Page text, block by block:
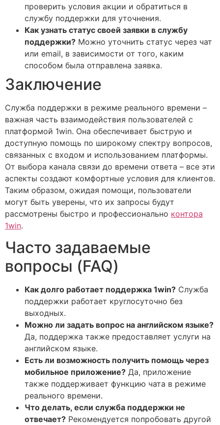
проверить условия акции и обратиться в
службу поддержки для уточнения.
Как узнать статус своей заявки в службу
поддержки? Можно уточнить статус через чат
или email, в зависимости от того, каким
способом была отправлена заявка.
Заключение
Служба поддержки в режиме реального времени –
важная часть взаимодействия пользователей с
платформой 1win. Она обеспечивает быструю и
доступную помощь по широкому спектру вопросов,
связанных с входом и использованием платформы.
От выбора канала связи до времени ответа – все эти
аспекты создают комфортные условия для клиентов.
Таким образом, ожидая помощи, пользователи
могут быть уверены, что их запросы будут
рассмотрены быстро и профессионально контора
1win.
Часто задаваемые
вопросы (FAQ)
Как долго работает поддержка 1win? Служба
поддержки работает круглосуточно без
выходных.
Можно ли задать вопрос на английском языке?
Да, поддержка также предоставляет услуги на
английском языке.
Есть ли возможность получить помощь через
мобильное приложение? Да, приложение
также поддерживает функцию чата в режиме
реального времени.
Что делать, если служба поддержки не
отвечает? Рекомендуется попробовать другой